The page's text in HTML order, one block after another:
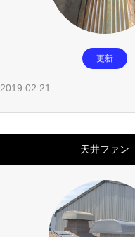
更新
2019.02.21
天井ファン